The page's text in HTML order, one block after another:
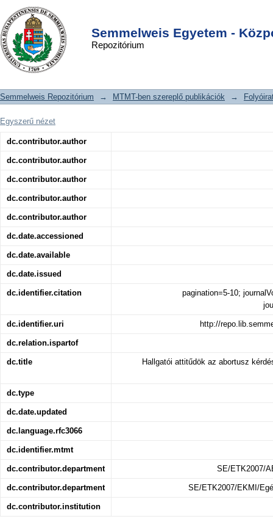
Semmelweis Egyetem -
Repozitórium
Hallgatói attitűdök az abortusz
kérdéskörében a Semmelweis Egyetem
Egészségtudományi Karán
DSpace/Manakin Repository
Semmelweis Repozitórium → MTMT-ben szereplő publikációk →
Egyszerű nézet
dc.contributor.author
dc.contributor.author
dc.contributor.author
dc.contributor.author
dc.contributor.author
dc.date.accessioned
dc.date.available
dc.date.issued
dc.identifier.citation
pagination=5-10;
dc.identifier.uri http://
dc.relation.ispartof
dc.title Hallgatói attitűdök az abortusz
dc.type
dc.date.updated
dc.language.rfc3066
dc.identifier.mtmt
dc.contributor.department SE/ETK2007/
dc.contributor.department SE/ETK2007/EKMI/
dc.contributor.institution